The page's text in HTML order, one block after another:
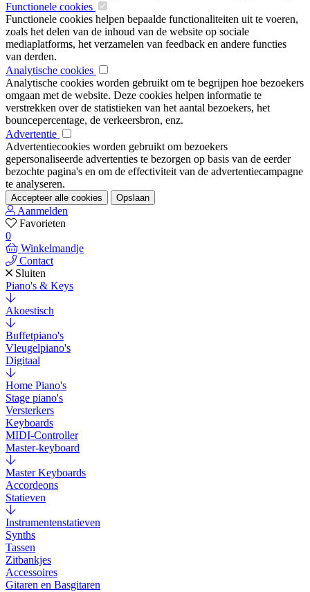
Functionele cookies
Functionele cookies helpen bepaalde functionaliteiten uit te voeren,
zoals het delen van de inhoud van de website op sociale
mediaplatforms, het verzamelen van feedback en andere functies
van derden.
Analytische cookies
Analytische cookies worden gebruikt om te begrijpen hoe bezoekers
omgaan met de website. Deze cookies helpen informatie te
verstrekken over de statistieken van het aantal bezoekers, het
bouncepercentage, de verkeersbron, enz.
Advertentie
Advertentiecookies worden gebruikt om bezoekers
gepersonaliseerde advertenties te bezorgen op basis van de eerder
bezochte pagina's en om de effectiviteit van de advertentiecampagne
te analyseren.
Accepteer alle cookies Opslaan
Aanmelden
Favorieten
0
Winkelmandje
Contact
Sluiten
Piano's & Keys
Akoestisch
Buffetpiano's
Vleugelpiano's
Digitaal
Home Piano's
Stage piano's
Versterkers
Keyboards
MIDI-Controller
Master-keyboard
Master Keyboards
Accordeons
Statieven
Instrumentenstatieven
Synths
Tassen
Zitbankjes
Accessoires
Gitaren en Basgitaren